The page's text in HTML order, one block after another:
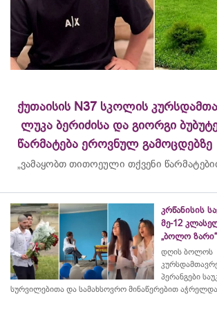
ქუთაისის N37 სკოლის
ლუკა ბერიძისა და გიორგი
წარმატება ეროვნულ გამოცდებზე
„ვამაყობთ თითოეული თქვენი
კრწანისის
მე-12
„ბოლო ზარი“
დღის ბოლოს
პერანგები
სურვილებითა და სამახსოვრო მინაწერებით აჭრელდა